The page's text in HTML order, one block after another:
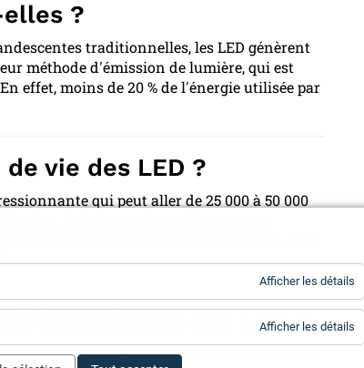
?
traditionnelles, les LED génèrent
méthode d'émission de lumière, qui est
effet, moins de 20 % de l'énergie utilisée par
vie des LED ?
qui peut aller de 25 000 à 50 000
une durée de vie d'environ 1 000
énergétique des LED ?
efficaces que les ampoules fluorescentes
Afficher les détails
Afficher les détails